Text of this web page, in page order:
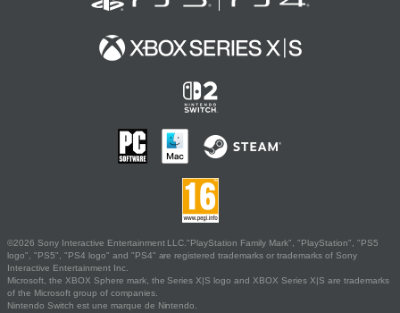
©2026 Sony Interactive Entertainment LLC."PlayStation Family Mark", "PlayStation", "PS5
logo", "PS5", "PS4 logo" and "PS4" are registered trademarks or trademarks of Sony
Interactive Entertainment Inc.
Microsoft, the XBOX Sphere mark, the Series X|S logo and XBOX Series X|S are trademarks
of the Microsoft group of companies.
Nintendo Switch est une marque de Nintendo.